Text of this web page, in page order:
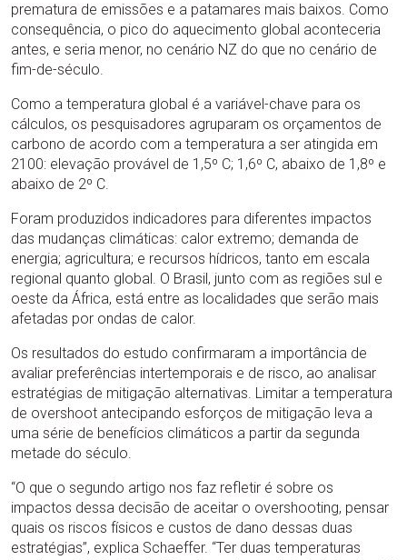
prematura de emissões e a patamares mais baixos. Como
consequência, o pico do aquecimento global aconteceria
antes, e seria menor, no cenário NZ do que no cenário de
fim-de-século.
Como a temperatura global é a variável-chave para os
cálculos, os pesquisadores agruparam os orçamentos de
carbono de acordo com a temperatura a ser atingida em
2100: elevação provável de 1,5º C; 1,6º C, abaixo de 1,8º e
abaixo de 2º C.
Foram produzidos indicadores para diferentes impactos
das mudanças climáticas: calor extremo; demanda de
energia; agricultura; e recursos hídricos, tanto em escala
regional quanto global. O Brasil, junto com as regiões sul e
oeste da África, está entre as localidades que serão mais
afetadas por ondas de calor.
Os resultados do estudo confirmaram a importância de
avaliar preferências intertemporais e de risco, ao analisar
estratégias de mitigação alternativas. Limitar a temperatura
de overshoot antecipando esforços de mitigação leva a
uma série de benefícios climáticos a partir da segunda
metade do século.
“O que o segundo artigo nos faz refletir é sobre os
impactos dessa decisão de aceitar o overshooting, pensar
quais os riscos físicos e custos de dano dessas duas
estratégias”, explica Schaeffer. “Ter duas temperaturas